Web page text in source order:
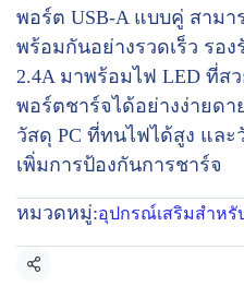
พอร์ต USB-A แบบคู่ สาม
พร้อมกันอย่างรวดเร็ว รอ
2.4A มาพร้อมไฟ LED ที่
พอร์ตชาร์จได้อย่างง่ายดา
วัสดุ PC ที่ทนไฟได้สูง แล
เพิ่มการป้องกันการชาร์จ
หมวดหมู่:อุปกรณ์เสริมสำหรั
แชร์